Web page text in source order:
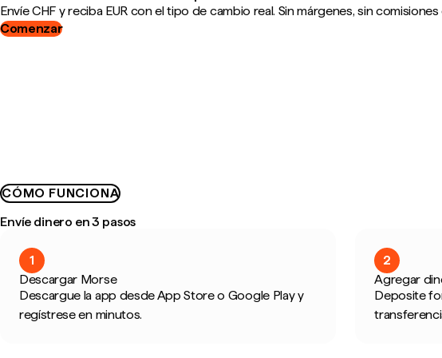
Envíe CHF y reciba EUR con el tipo de cambio real. Sin márgenes, sin
Comenzar
CÓMO FUNCIONA
Envíe dinero en 3 pasos
1
Descargar Morse
Descargue la app desde App Store o Google Play y
regístrese en minutos.
2
Agregar
Deposite